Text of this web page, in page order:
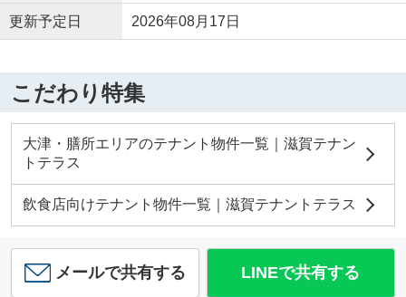
更新予定日 2026年08月17日
こだわり特集
大津・膳所エリアのテナント物件一覧｜滋賀テナン
トテラス
飲食店向けテナント物件一覧｜滋賀テナントテラス
メールで共有する LINEで共有する